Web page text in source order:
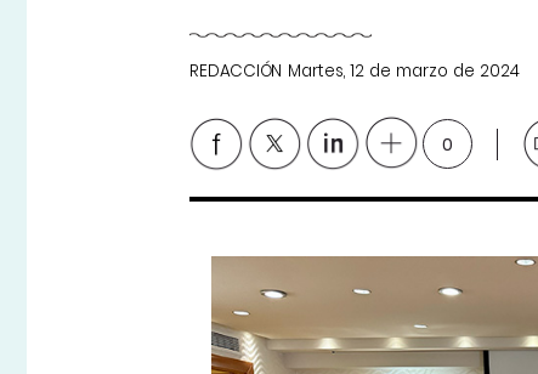
REDACCIÓN Martes, 12 de marzo de 2024
0